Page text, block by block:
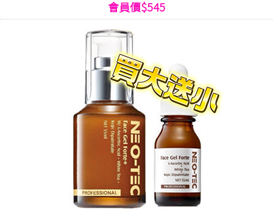
會員價$545